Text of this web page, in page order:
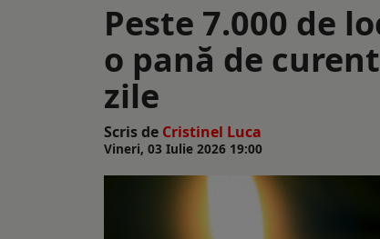
Peste 7.000 de
o pană de
zile
Scris de Cristinel Luca
Vineri, 03 Iulie 2026 19:00